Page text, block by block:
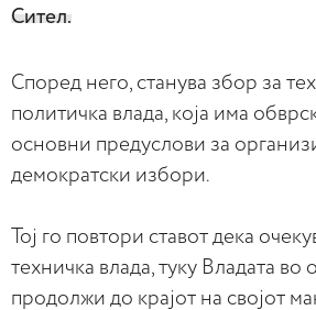
Сител.
Според него, станува збор за
политичка влада, која има
основни предуслови за
демократски избори.
Тој го повтори ставот дека
техничка влада, туку Владата во
продолжи до крајот на својот